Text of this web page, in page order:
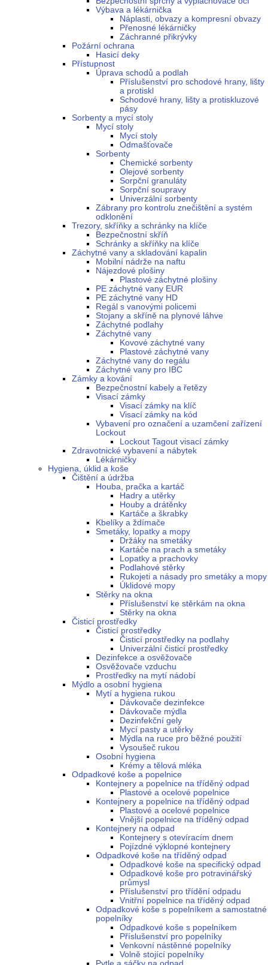
Výbava a lékárnička
Náplasti, obvazy a kompresní obvazy
Přenosné lékárničky
Záchranné přikrývky
Požární ochrana
Hasicí deky
Přístupnost
Úprava schodů a podlah
Příslušenství pro schodové hrany, lišty
a protiskl
Schodové hrany, lišty a protiskluzové
pásy
Sorbenty a mycí stoly
Mycí stoly
Mycí stoly
Odmašťovače
Sorbenty
Chemické sorbenty
Olejové sorbenty
Sorpční granuláty
Sorpční soupravy
Univerzální sorbenty
Zábrany pro kontrolu znečištění a systém
odklonění
Trezory, skříňky a schránky na klíče
Bezpečnostní skříň
Schránky a skříňky na klíče
Záchytné vany a skladování kapalin
Mobilní nádrže na naftu
Nájezdové plošiny
Plastové záchytné plošiny
PE záchytné vany EUR
PE záchytné vany HD
Regál s vanovými policemi
Stojany a skříně na plynové láhve
Záchytné podlahy
Záchytné vany
Kovové záchytné vany
Plastové záchytné vany
Záchytné vany do regálu
Záchytné vany pro IBC
Zámky a kování
Bezpečnostní kabely a řetězy
Visací zámky
Visací zámky na klíč
Visací zámky na kód
Vybavení pro označení a uzamčení zařízení
Lockout
Lockout Tagout visací zámky
Zdravotnické vybavení a nábytek
Lékárničky
Hygiena, úklid a koše
Čištění a údržba
Houba, pračka a kartáč
Hadry a utěrky
Houby a drátěnky
Kartáče a škrabky
Kbelíky a ždímače
Smetáky, lopatky a mopy
Držáky na smetáky
Kartáče na prach a smetáky
Lopatky a prachovky
Podlahové stěrky
Rukojeti a násady pro smetáky a mopy
Úklidové mopy
Stěrky na okna
Příslušenství ke stěrkám na okna
Stěrky na okna
Čisticí prostředky
Čisticí prostředky
Čisticí prostředky na podlahy
Univerzální čisticí prostředky
Dezinfekce a osvěžovače
Osvěžovače vzduchu
Prostředky na mytí nádobí
Mýdlo a osobní hygiena
Mytí a hygiena rukou
Dávkovače dezinfekce
Dávkovače mýdla
Dezinfekční gely
Mycí pasty a utěrky
Mýdla na ruce pro běžné použití
Vysoušeč rukou
Osobní hygiena
Krémy a tělová mléka
Odpadkové koše a popelnice
Kontejnery a popelnice na tříděný odpad
Plastové a ocelové popelnice
Kontejnery a popelnice na tříděný odpad
Plastové a ocelové popelnice
Vnější popelnice na tříděný odpad
Kontejnery na odpad
Kontejnery s otevíracím dnem
Pojízdné výklopné kontejnery
Odpadkové koše na tříděný odpad
Odpadkové koše na specifický odpad
Odpadkové koše pro potravinářský
průmysl
Příslušenství pro třídění odpadu
Vnitřní popelnice na tříděný odpad
Odpadkové koše s popelníkem a samostatné
popelníky
Odpadkové koše s popelníkem
Příslušenství pro popelníky
Venkovní nástěnné popelníky
Volně stojící popelníky